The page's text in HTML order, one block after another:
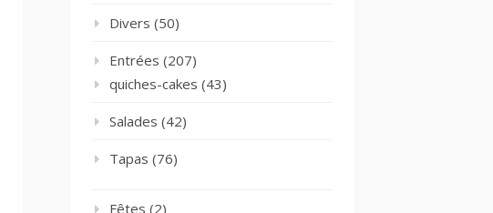
Divers (50)
Entrées (207)
quiches-cakes (43)
Salades (42)
Tapas (76)
Fêtes (2)